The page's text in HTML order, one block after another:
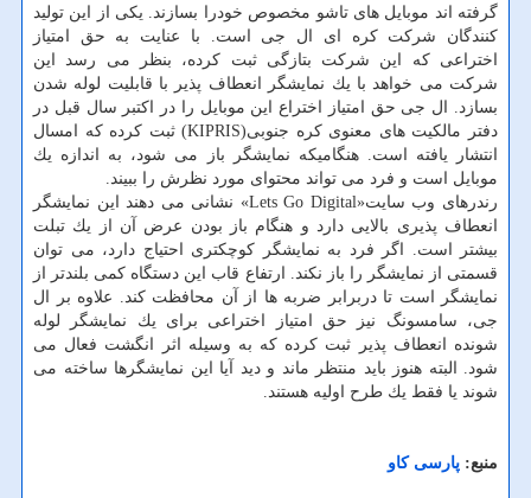
گرفته اند موبایل های تاشو مخصوص خودرا بسازند. یكی از این تولید
كنندگان شركت كره ای ال جی است. با عنایت به حق امتیاز
اختراعی كه این شركت بتازگی ثبت كرده، بنظر می رسد این
شركت می خواهد با یك نمایشگر انعطاف پذیر با قابلیت لوله شدن
بسازد. ال جی حق امتیاز اختراع این موبایل را در اكتبر سال قبل در
دفتر مالكیت های معنوی كره جنوبی(KIPRIS) ثبت كرده كه امسال
انتشار یافته است. هنگامیكه نمایشگر باز می شود، به اندازه یك
موبایل است و فرد می تواند محتوای مورد نظرش را ببیند.
رندرهای وب سایت«Lets Go Digital» نشانی می دهند این نمایشگر
انعطاف پذیری بالایی دارد و هنگام باز بودن عرض آن از یك تبلت
بیشتر است. اگر فرد به نمایشگر كوچكتری احتیاج دارد، می توان
قسمتی از نمایشگر را باز نكند. ارتفاع قاب این دستگاه كمی بلندتر از
نمایشگر است تا دربرابر ضربه ها از آن محافظت كند. علاوه بر ال
جی، سامسونگ نیز حق امتیاز اختراعی برای یك نمایشگر لوله
شونده انعطاف پذیر ثبت كرده كه به وسیله اثر انگشت فعال می
شود. البته هنوز باید منتظر ماند و دید آیا این نمایشگرها ساخته می
شوند یا فقط یك طرح اولیه هستند.
منبع: پارسی كاو